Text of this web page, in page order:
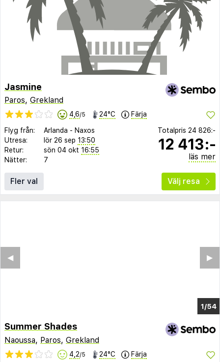
Jasmine
Paros, Grekland
4,6/5 24°C Färja
Flyg från: Arlanda - Naxos
Utresa:
lör 26 sep 13:50
Retur:
sön 04 okt 16:55
Nätter:
7
Totalpris 24 826:-
12 413:-
läs mer
Fler val Välj resa
1/50
▶︎
◀︎
Summer Shades
Naoussa, Paros, Grekland
4,2/5 24°C Färja